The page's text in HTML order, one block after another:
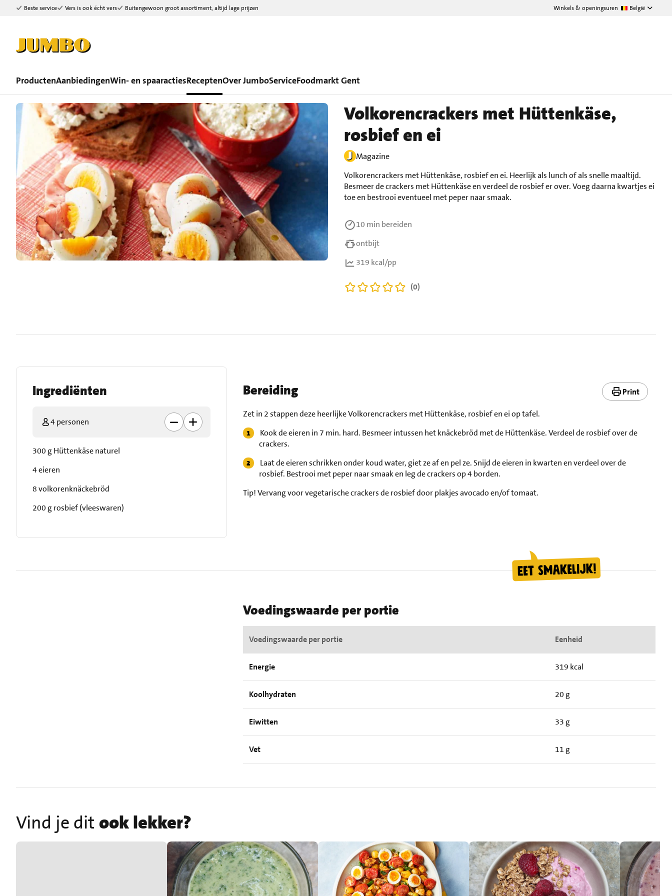
Ga naar zoeken
Ga naar hoofdinhoud
Beste service Vers is ook écht vers Buitengewoon groot assortiment, altijd lage prijzen Winkels & openingsuren België
ProductenAanbiedingenWin- en spaaractiesReceptenOver JumboServiceFoodmarkt Gent
Volkorencrackers met Hüttenkäse,
rosbief en ei
Magazine
Volkorencrackers met Hüttenkäse, rosbief en ei. Heerlijk als lunch of als snelle maaltijd.
Besmeer de crackers met Hüttenkäse en verdeel de rosbief er over. Voeg daarna kwartjes ei
toe en bestrooi eventueel met peper naar smaak.
10 min bereiden
ontbijt
319 kcal/pp
(0)
Ingrediënten
4 personen
300 g Hüttenkäse naturel
4 eieren
8 volkorenknäckebröd
200 g rosbief (vleeswaren)
Bereiding Print
Zet in 2 stappen deze heerlijke Volkorencrackers met Hüttenkäse, rosbief en ei op tafel.
Kook de eieren in 7 min. hard. Besmeer intussen het knäckebröd met de Hüttenkäse. Verdeel de rosbief over de
crackers.
Laat de eieren schrikken onder koud water, giet ze af en pel ze. Snijd de eieren in kwarten en verdeel over de
rosbief. Bestrooi met peper naar smaak en leg de crackers op 4 borden.
Tip! Vervang voor vegetarische crackers de rosbief door plakjes avocado en/of tomaat.
Voedingswaarde per portie
Voedingswaarde per portie Eenheid
Energie 319 kcal
Koolhydraten 20 g
Eiwitten 33 g
Vet 11 g
Vind je ditook lekker?